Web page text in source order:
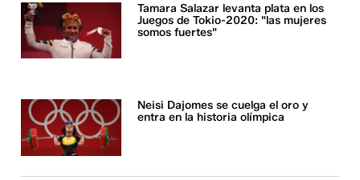
Tamara Salazar levanta plata en los
Juegos de Tokio-2020: "las mujeres
somos fuertes"
Neisi Dajomes se cuelga el oro y
entra en la historia olímpica